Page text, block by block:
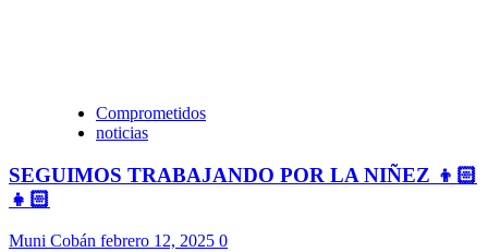
Comprometidos
noticias
SEGUIMOS TRABAJANDO POR LA NIÑEZ 👦🏻
👧🏻
Muni Cobán febrero 12, 2025 0